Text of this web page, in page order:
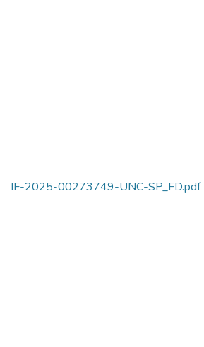
IF-2025-00273749-UNC-SP_FD.pdf